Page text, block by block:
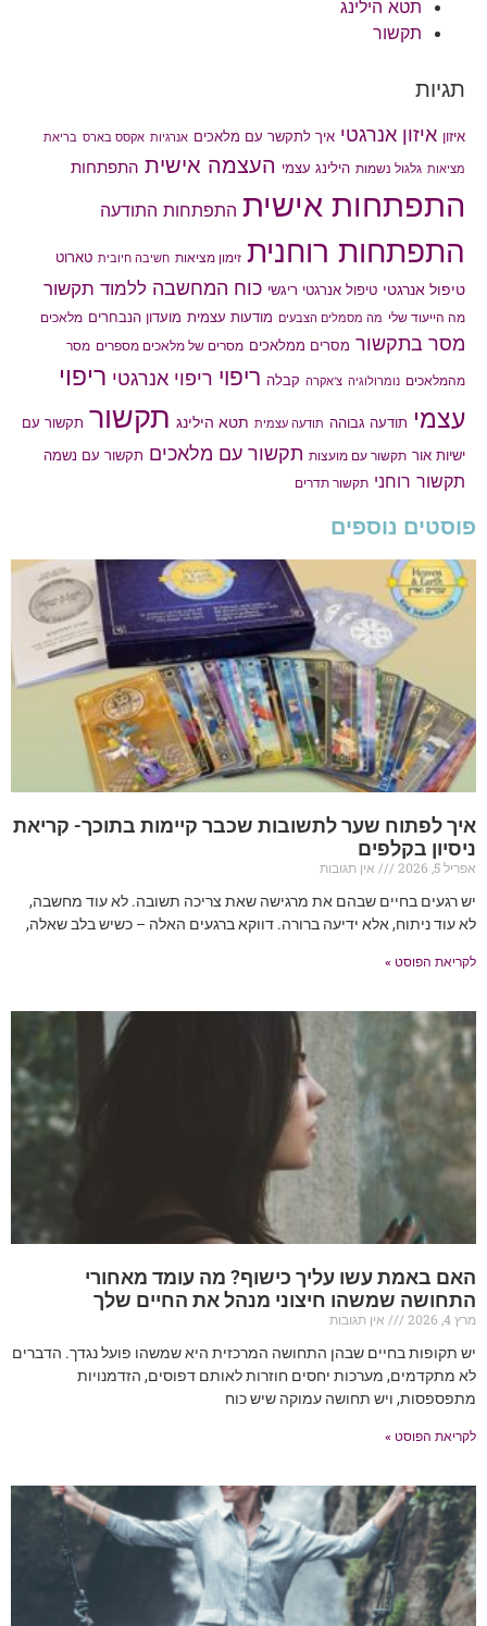
תטא הילינג
תקשור
תגיות
איזון איזון אנרגטי איך לתקשר עם מלאכים אנרגיות אקסס בארס בריאת
מציאות גלגול נשמות הילינג עצמי העצמה אישית התפתחות
התפתחות אישית התפתחות התודעה
התפתחות רוחנית זימון מציאות חשיבה חיובית טארוט
טיפול אנרגטי טיפול אנרגטי ריגשי כוח המחשבה ללמוד תקשור
מה הייעוד שלי מה מסמלים הצבעים מודעות עצמית מועדון הנבחרים מלאכים
מסר בתקשור מסרים ממלאכים מסרים של מלאכים מספרים מסר
מהמלאכים נומרולוגיה צ'אקרה קבלה ריפוי ריפוי אנרגטי ריפוי
עצמי תודעה גבוהה תודעה עצמית תטא הילינג תקשור תקשור עם
ישיות אור תקשור עם מועצות תקשור עם מלאכים תקשור עם נשמה
תקשור רוחני תקשור תדרים
פוסטים נוספים
איך לפתוח שער לתשובות שכבר קיימות בתוכך- קריאת
ניסיון בקלפים
אפריל 5, 2026
אין תגובות
יש רגעים בחיים שבהם את מרגישה שאת צריכה תשובה. לא עוד מחשבה,
לא עוד ניתוח, אלא ידיעה ברורה. דווקא ברגעים האלה – כשיש בלב שאלה,
לקריאת הפוסט »
האם באמת עשו עליך כישוף? מה עומד מאחורי
התחושה שמשהו חיצוני מנהל את החיים שלך
מרץ 4, 2026
אין תגובות
יש תקופות בחיים שבהן התחושה המרכזית היא שמשהו פועל נגדך. הדברים
לא מתקדמים, מערכות יחסים חוזרות לאותם דפוסים, הזדמנויות
מתפספסות, ויש תחושה עמוקה שיש כוח
לקריאת הפוסט »